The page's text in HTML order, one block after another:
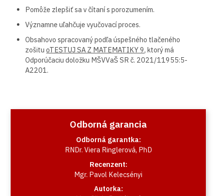
Pomôže zlepšiť sa v čítaní s porozumením.
Významne uľahčuje vyučovací proces.
Obsahovo spracovaný podľa úspešného tlačeného
zošituoTESTUJ SA Z MATEMATIKY 9, ktorý má
Odporúčaciu doložku MŠVVaŠ SR č. 2021/11955:5-
A2201.
Odborná garancia
Odborná garantka:
RNDr. Viera Ringlerová, PhD
Recenzent:
Mgr. Pavol Kelecsényi
Autorka: